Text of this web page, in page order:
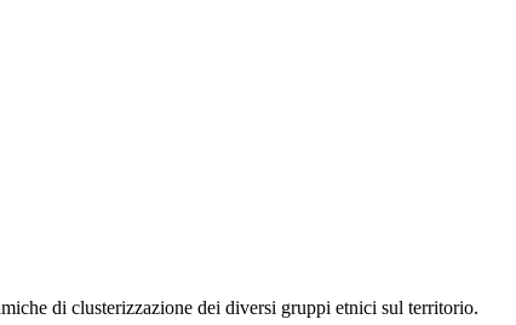
di clusterizzazione dei diversi gruppi etnici sul territorio.